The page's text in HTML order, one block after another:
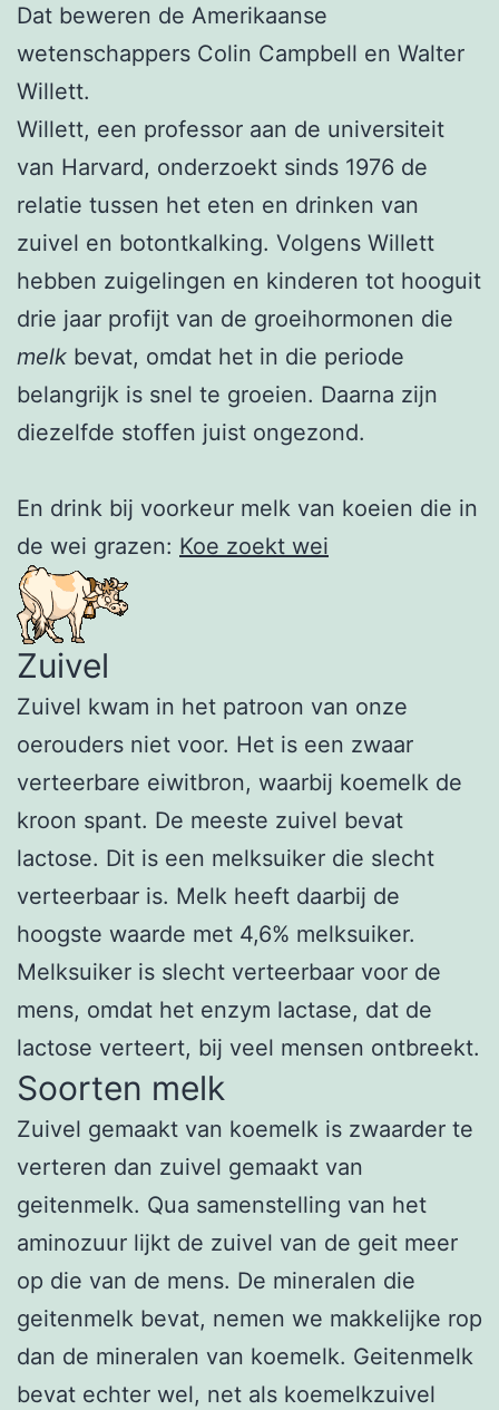
Dat beweren de Amerikaanse
wetenschappers Colin Campbell en Walter
Willett.
Willett, een professor aan de universiteit
van Harvard, onderzoekt sinds 1976 de
relatie tussen het eten en drinken van
zuivel en botontkalking. Volgens Willett
hebben zuigelingen en kinderen tot hooguit
drie jaar profijt van de groeihormonen die
melk bevat, omdat het in die periode
belangrijk is snel te groeien. Daarna zijn
diezelfde stoffen juist ongezond.
En drink bij voorkeur melk van koeien die in
de wei grazen: Koe zoekt wei
Zuivel
Zuivel kwam in het patroon van onze
oerouders niet voor. Het is een zwaar
verteerbare eiwitbron, waarbij koemelk de
kroon spant. De meeste zuivel bevat
lactose. Dit is een melksuiker die slecht
verteerbaar is. Melk heeft daarbij de
hoogste waarde met 4,6% melksuiker.
Melksuiker is slecht verteerbaar voor de
mens, omdat het enzym lactase, dat de
lactose verteert, bij veel mensen ontbreekt.
Soorten melk
Zuivel gemaakt van koemelk is zwaarder te
verteren dan zuivel gemaakt van
geitenmelk. Qua samenstelling van het
aminozuur lijkt de zuivel van de geit meer
op die van de mens. De mineralen die
geitenmelk bevat, nemen we makkelijke rop
dan de mineralen van koemelk. Geitenmelk
bevat echter wel, net als koemelkzuivel